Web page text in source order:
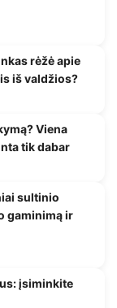
rėžė apie
iš valdžios?
Viena
tik dabar
sultinio
gaminimą ir
įsiminkite